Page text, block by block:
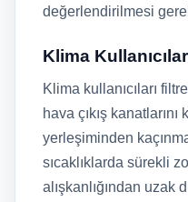
değerlendirilmesi
Klima
Klima kullanıcıları
hava çıkış
yerleşiminden
sıcaklıklarda sürekli
alışkanlığından uzak